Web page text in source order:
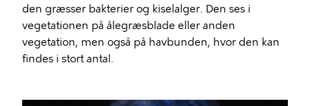
den græsser bakterier og kiselalger. Den ses i
vegetationen på ålegræsblade eller anden
vegetation, men også på havbunden, hvor den kan
findes i stort antal.